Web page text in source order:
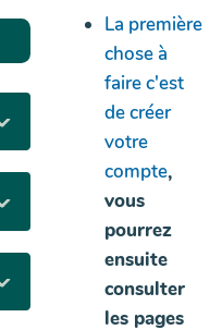
La première
chose à
faire c'est
de créer
votre
compte,
vous
pourrez
ensuite
consulter
les pages